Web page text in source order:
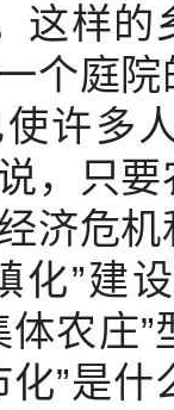
这样
个庭
许多
，只
济危
化”建
体农庄
化”是